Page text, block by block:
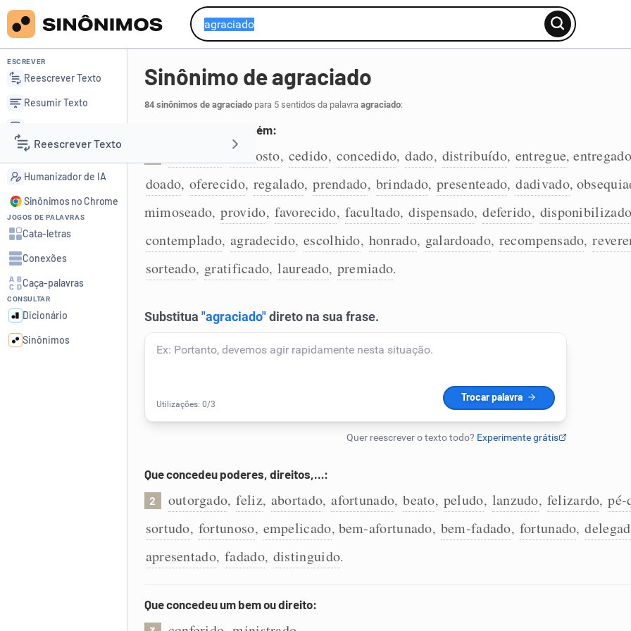
Reescrever Texto
Resumir Texto
Corrigir Texto
Detector de IA
Humanizador de IA
ESCREVER
Reescrever Texto
Resumir Texto
Detector de IA
Humanizador de IA
Sinônimos no Chrome
JOGOS DE PALAVRAS
Cata-letras
Conexões
Caça-palavras
CONSULTAR
Dicionário
Sinônimos
Sinônimo de agraciado
84 sinônimos de agraciadopara 5 sentidos da palavra agraciado:
Concedido algo a alguém:
disposto, cedido, concedido, dado, distribuído, entregue,entregado
doado, oferecido, regalado, prendado, brindado, presenteado, dadivado,
mimoseado, provido, favorecido, facultado, dispensado, deferido, disponibilizado
contemplado, agradecido, escolhido, honrado, galardoado, recompensado,
sorteado, gratificado, laureado, premiado.
Que concedeu poderes, direitos,…:
2 outorgado, feliz, abortado, afortunado, beato, peludo, lanzudo, felizardo, pé-
sortudo, fortunoso, empelicado, bem-afortunado, bem-fadado, fortunado,
apresentado, fadado, distinguido.
Que concedeu um bem ou direito: